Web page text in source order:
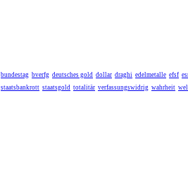
bundestag bverfg deutsches gold dollar draghi edelmetalle efsf
staatsbankrott staatsgold totalitär verfassungswidrig wahrheit